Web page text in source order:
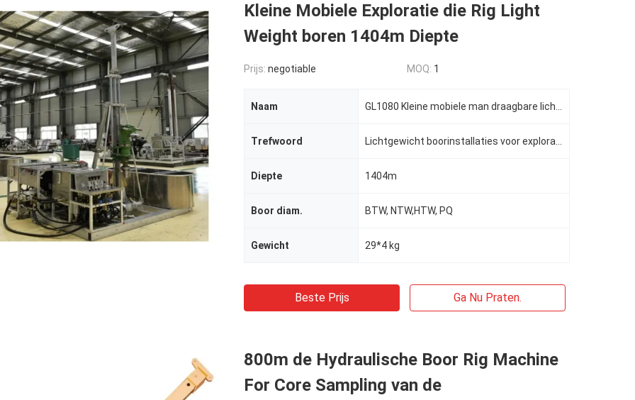
Kleine Mobiele Exploratie die Rig Light
Weight boren 1404m Diepte
Prijs: negotiable MOQ: 1
Naam
Trefwoord
Diepte 1404m
Boor diam. BTW, NTW,HTW, PQ
Gewicht 29*4 kg
Beste Prijs Ga Nu Praten.
800m de Hydraulische Boor Rig Machine
For Core Sampling van de